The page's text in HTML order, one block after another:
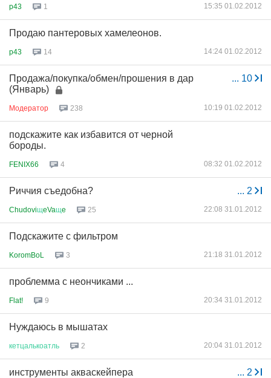
p43 1 15:35 01.02.2012
Продаю пантеровых хамелеонов.
p43 14 14:24 01.02.2012
... 10
Продажа/покупка/обмен/прошения в дар
(Январь)
Модератор 238 10:19 01.02.2012
подскажите как избавится от черной
бороды.
FENIX66 4 08:32 01.02.2012
... 2
Риччия съедобна?
ChudoviщeVaщe 25 22:08 31.01.2012
Подскажите с фильтром
KoromBoL 3 21:18 31.01.2012
проблемма с неончиками ...
Flat! 9 20:34 31.01.2012
Нуждаюсь в мышатах
кетцалькоатль 2 20:04 31.01.2012
... 2
инструменты акваскейпера